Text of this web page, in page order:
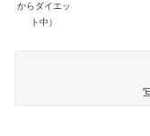
からダイエッ
ト中）